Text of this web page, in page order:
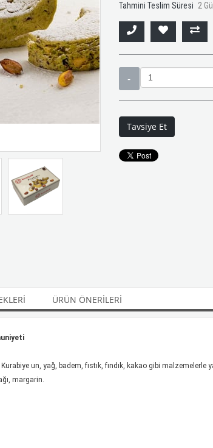
Tahmini Teslim Süresi 2
Tavsiye Et
ÜRÜN ÖNERILERI
Kurabiye un, yağ, badem, fıstık, fındık, kakao gibi
margarin.